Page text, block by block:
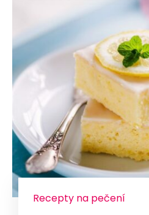
Recepty na pečení